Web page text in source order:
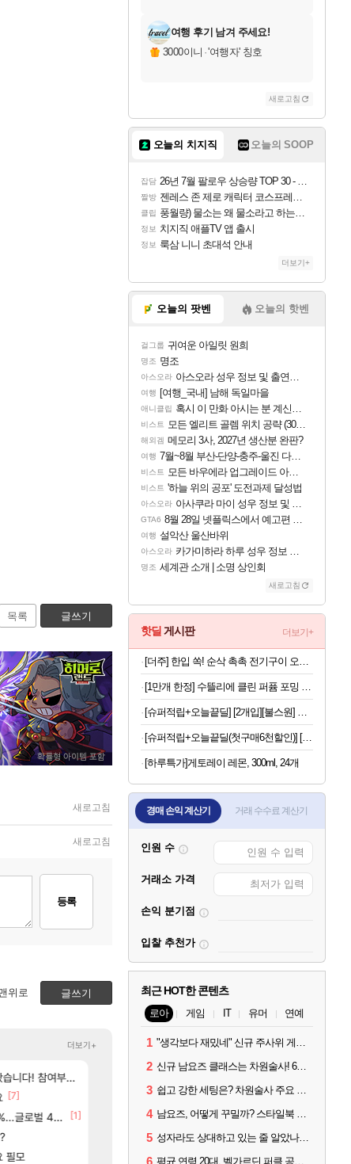
목록 글쓰기
새로고침
새로고침
등록
글쓰기
위로
사건
[250]
드디어 밝혀진 호날두 노쇼사건의 진실 ㅁㅊㄷㄷㄷㄷ
바보온돌 벨하 2관 공략나왔길래 보는데 [24]
드디어 밝혀진 호날두 노쇼사건의 진실 ㅁㅊㄷㄷㄷㄷ
후닝 780억 부자 아니였음?? [55]
더보기+
부터 추첨까지????
[7]
4위로 부상
[1]
필모
비스트 모든 성소 위치 공략 (40개) - 귀환한 영혼 도전과
아스오라 아키츠 아키나 성우 정보 및 주요 필모
[여행_국내] 남해 독일마을 [1]
리밋제로 프롤로그 테스트를 마치고.. (feat. 리아)
여행 후기 남겨 주세요!
3000이니 ·'여행자' 칭호
새로고침
오늘의 치지직 오늘의 SOOP
잡담 26년 7월 팔로우 상승량 TOP 30 - 월간 치지직
짤방 젠레스 존 제로 캐릭터 코스프레한 꽁주
클립 풍월량) 물소는 왜 물소라고 하는거야? 아! 그만 ㅋㅋ
정보 치지직 애플TV 앱 출시
정보 룩삼 니니 초대석 안내
더보기+
오늘의 팟벤 오늘의 핫벤
걸그룹 귀여운 아일릿 원희
명조 명조
아스오라 아스오라 성우 정보 및 출연작 모음
여행 [여행_국내] 남해 독일마을
애니클립 혹시 이 만화 아시는 분 계신가요
비스트 모든 엘리트 골렘 위치 공략 (30개) - 방랑 결투가
해외겜 메모리 3사, 2027년 생산분 완판?
여행 7월~8월 부산-단양-충주-울진 다녀왔어요~
비스트 모든 바우에라 업그레이드 아이템 획득 위치 공략 (89개)
비스트 '하늘 위의 공포' 도전과제 달성법
아스오라 아사쿠라 마이 성우 정보 및 주요 필모
GTA6 8월 28일 넷플릭스에서 예고편 공개 예정
여행 설악산 울산바위
아스오라 카가미하라 하루 성우 정보 및 주요 필모
명조 세계관 소개 | 소명 상인회
새로고침
핫딜 게시판 더보기+
[슈퍼적립+오늘끝딜(첫구매6천할인)] [네이버 단독] 셀렉스 프로핏 버라이어티팩(총 8입) [원산지:상세설명에 표시]
[하루특가]게토레이 레몬, 300ml, 24개
경매 손익 계산기 거래 수수료 계산기
인원 수
거래소 가격
손익 분기점
입찰 추천가
최근 HOT한 콘텐츠
로아 게임 IT 유머 연예
1 "생각보다 재밌네" 신규 주사위 게임 티카투카 호평
2 신규 남요즈 클래스는 차원술사! 6월 20일 로아온 썸머 정리
3 쉽고 강한 세팅은? 차원술사 주요 빌드와 스킬 코드
4 남요즈, 어떻게 꾸밀까? 스타일북 인기 차원술사 커스터마이즈
5 성자라도 상대하고 있는 줄 알았나? 벨가르딘 이모저모
평균 연령 20대, 벨가르딘 퍼클 공대 '영로티'를 만나다